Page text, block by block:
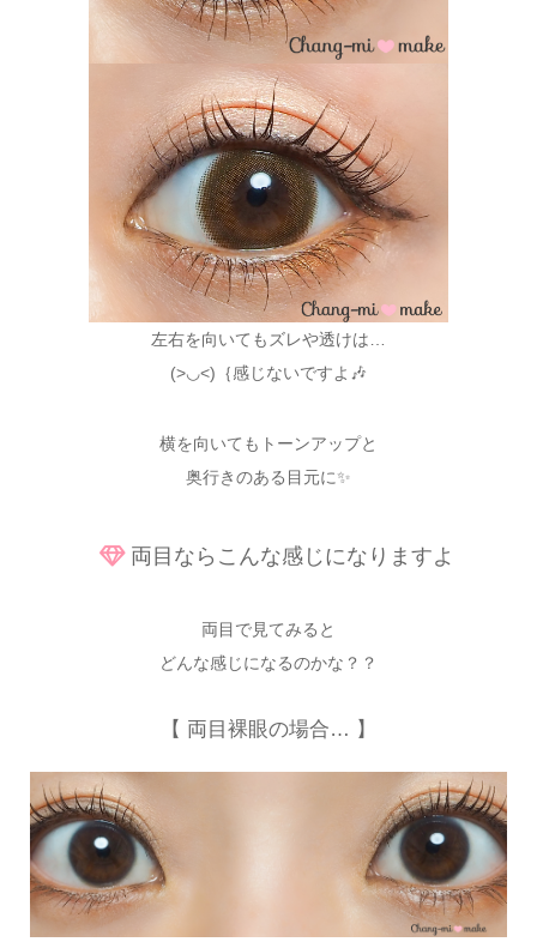
左右を向いてもズレや透けは…
(˃◡˂)｛感じないですよ🎶
横を向いてもトーンアップと
奥行きのある目元に✨
両目ならこんな感じになりますよ
両目で見てみると
どんな感じになるのかな？？
【 両目裸眼の場合… 】